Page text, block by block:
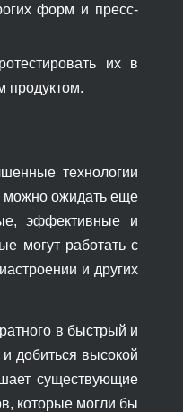
форм и пресс-
их в
продуктом.
технологии
можно ожидать еще
эффективные и
могут работать с
и других
в быстрый и
добиться высокой
существующие
которые могли бы